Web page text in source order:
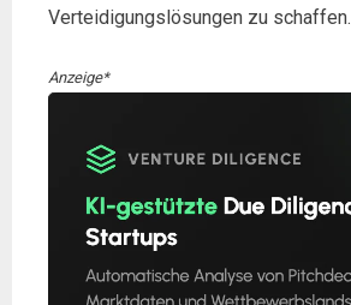
Verteidigungslösungen zu schaffen.
Anzeige*